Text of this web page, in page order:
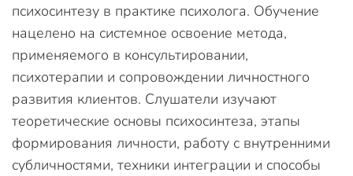
психосинтезу в практике психолога. Обучение
нацелено на системное освоение метода,
применяемого в консультировании,
психотерапии и сопровождении личностного
развития клиентов. Слушатели изучают
теоретические основы психосинтеза, этапы
формирования личности, работу с внутренними
субличностями, техники интеграции и способы